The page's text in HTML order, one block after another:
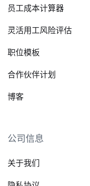
员工成本计算器
灵活用工风险评估
职位模板
合作伙伴计划
博客
公司信息
关于我们